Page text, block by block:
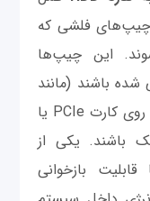
چیپ‌های فلشی که
این چیپ‌ها
شده باشند (مانند
برخی از لپ‌تاپ‌های سایز کوچک)، یا روی کارت PCIe یا
باشند. یکی از
بازخوانی